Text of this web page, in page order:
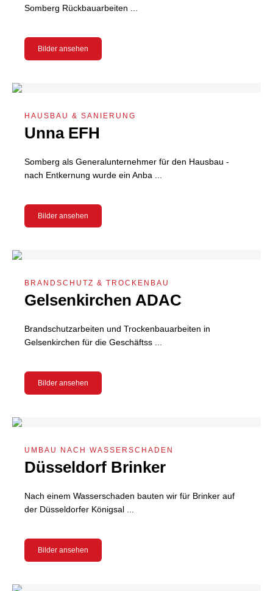
Somberg Rückbauarbeiten ...
Bilder ansehen
HAUSBAU & SANIERUNG
Unna EFH
Somberg als Generalunternehmer für den Hausbau -
nach Entkernung wurde ein Anba ...
Bilder ansehen
BRANDSCHUTZ & TROCKENBAU
Gelsenkirchen ADAC
Brandschutzarbeiten und Trockenbauarbeiten in
Gelsenkirchen für die Geschäftss ...
Bilder ansehen
UMBAU NACH WASSERSCHADEN
Düsseldorf Brinker
Nach einem Wasserschaden bauten wir für Brinker auf
der Düsseldorfer Königsal ...
Bilder ansehen